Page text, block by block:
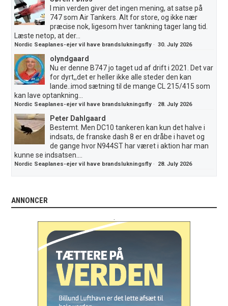
I min verden giver det ingen mening, at satse på
747 som Air Tankers. Alt for store, og ikke nær
præcise nok, ligesom hver tankning tager lang tid.
Læste netop, at der...
Nordic Seaplanes-ejer vil have brandslukningsfly ·30. July 2026
olyndgaard
Nu er denne B747 jo taget ud af drift i 2021. Det var
for dyrt,,det er heller ikke alle steder den kan
lande..imod sætning til de mange CL 215/415 som
kan lave optankning...
Nordic Seaplanes-ejer vil have brandslukningsfly · 28. July 2026
Peter Dahlgaard
Bestemt. Men DC10 tankeren kan kun det halve i
indsats, de franske dash 8 er en dråbe i havet og
de gange hvor N944ST har været i aktion har man
kunne se indsatsen....
Nordic Seaplanes-ejer vil have brandslukningsfly · 28. July 2026
ANNONCER